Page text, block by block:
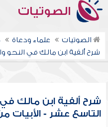
الصوتيات
الصوتيات علماء ودعاة
شرح ألفية ابن مالك في النحو
شرح ألفية ابن مالك
التاسع عشر - الأبيات من 174-